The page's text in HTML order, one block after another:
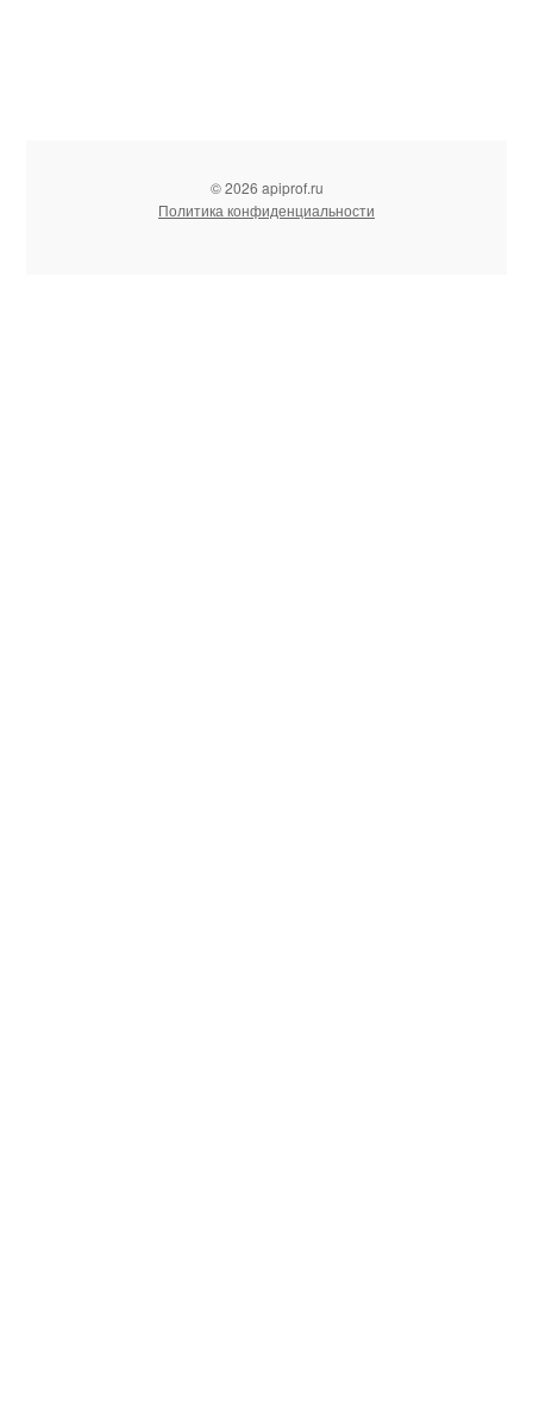
© 2026 apiprof.ru
Политика конфиденциальности